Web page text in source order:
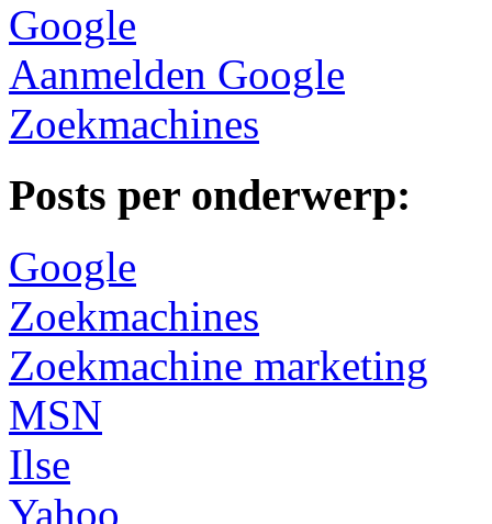
Google
Aanmelden Google
Zoekmachines
Posts per onderwerp:
Google
Zoekmachines
Zoekmachine marketing
MSN
Ilse
Yahoo